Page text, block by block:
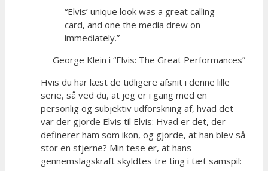
“Elvis’ unique look was a great calling
card, and one the media drew on
immediately.”
George Klein i “Elvis: The Great Performances”
Hvis du har læst de tidligere afsnit i denne lille
serie, så ved du, at jeg er i gang med en
personlig og subjektiv udforskning af, hvad det
var der gjorde Elvis til Elvis: Hvad er det, der
definerer ham som ikon, og gjorde, at han blev så
stor en stjerne? Min tese er, at hans
gennemslagskraft skyldtes tre ting i tæt samspil: